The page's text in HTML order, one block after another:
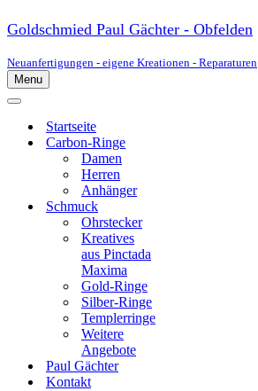
Goldschmied Paul Gächter - Obfelden
Neuanfertigungen - eigene Kreationen - Reparaturen
Menu
Navigationsmenü
Navigationsmenü
Startseite
Carbon-Ringe
Damen
Herren
Anhänger
Schmuck
Ohrstecker
Kreatives
aus Pinctada
Maxima
Gold-Ringe
Silber-Ringe
Templerringe
Weitere
Angebote
Paul Gächter
Kontakt